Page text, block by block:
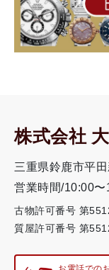
株式会社
三重県鈴鹿市平
営業時間/10:00〜
古物許可番号 第
質屋許可番号 第